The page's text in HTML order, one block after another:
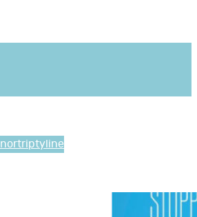
nortriptyline